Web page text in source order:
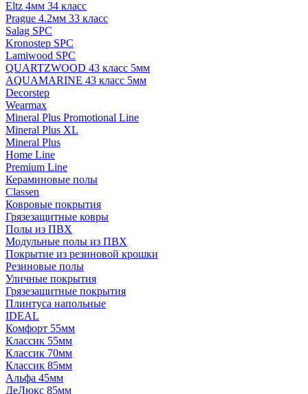
Eltz 4мм 34 класс
Prague 4.2мм 33 класс
Salag SPC
Kronostep SPC
Lamiwood SPC
QUARTZWOOD 43 класс 5мм
AQUAMARINE 43 класс 5мм
Decorstep
Wearmax
Mineral Plus Promotional Line
Mineral Plus XL
Mineral Plus
Home Line
Premium Line
Кераминовые полы
Classen
Ковровые покрытия
Грязезащитные ковры
Полы из ПВХ
Модульные полы из ПВХ
Покрытие из резиновой крошки
Резиновые полы
Уличные покрытия
Грязезащитные покрытия
Плинтуса напольные
IDEAL
Комфорт 55мм
Классик 55мм
Классик 70мм
Классик 85мм
Альфа 45мм
ДеЛюкс 85мм